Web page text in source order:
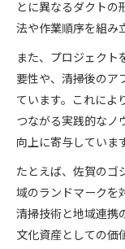
とに異なるダクトの
法や作業順序を組み
また、プロジェクト
要性や、清掃後のア
ています。これによ
つながる実践的なノ
向上に寄与していま
たとえば、佐賀のゴ
域のランドマークを
清掃技術と地域連携
文化資産としての価